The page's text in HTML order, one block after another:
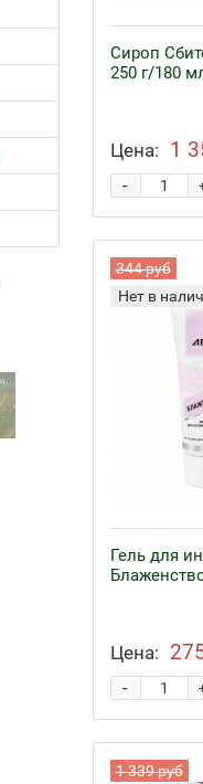
Железо с
Сироп
250 г/180
Цена: 1
-
344 руб
Нет в
Гель для
Цена:
-
1 339 руб